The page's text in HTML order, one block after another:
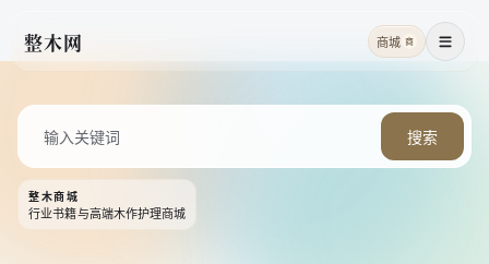
整木网 商城 商 菜单
搜索
整木商城
行业书籍与高端木作护理商城